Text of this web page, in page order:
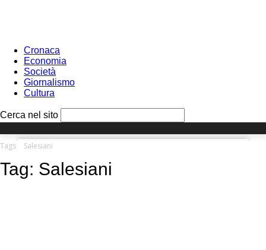
Cronaca
Economia
Società
Giornalismo
Cultura
your password
Cerca nel sito
Tags Salesiani
Tag: Salesiani